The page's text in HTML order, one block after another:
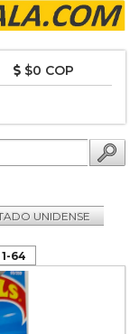
$0 COP
UNIDENSE
64